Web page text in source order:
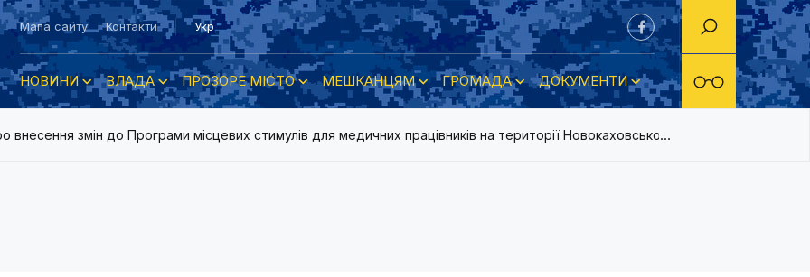
Мапа сайту Контакти Укр
НОВИНИ ВЛАДА ПРОЗОРЕ МІСТО МЕШКАНЦЯМ ГРОМАДА ДОКУМЕНТИ
внесення змін до Програми місцевих стимулів для медичних працівників на території Новокаховської міської ради на 2018-